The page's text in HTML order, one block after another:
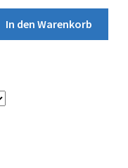
In den Warenkorb